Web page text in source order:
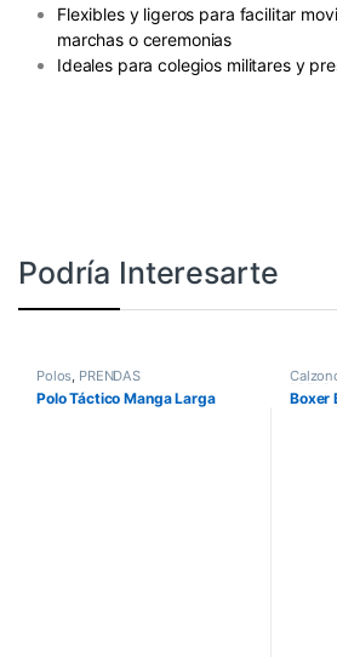
Flexibles y ligeros para facilitar
marchas o ceremonias
Ideales para colegios militares y
Podría Interesarte
Polos, PRENDAS
Polo Táctico Manga Larga Boxer